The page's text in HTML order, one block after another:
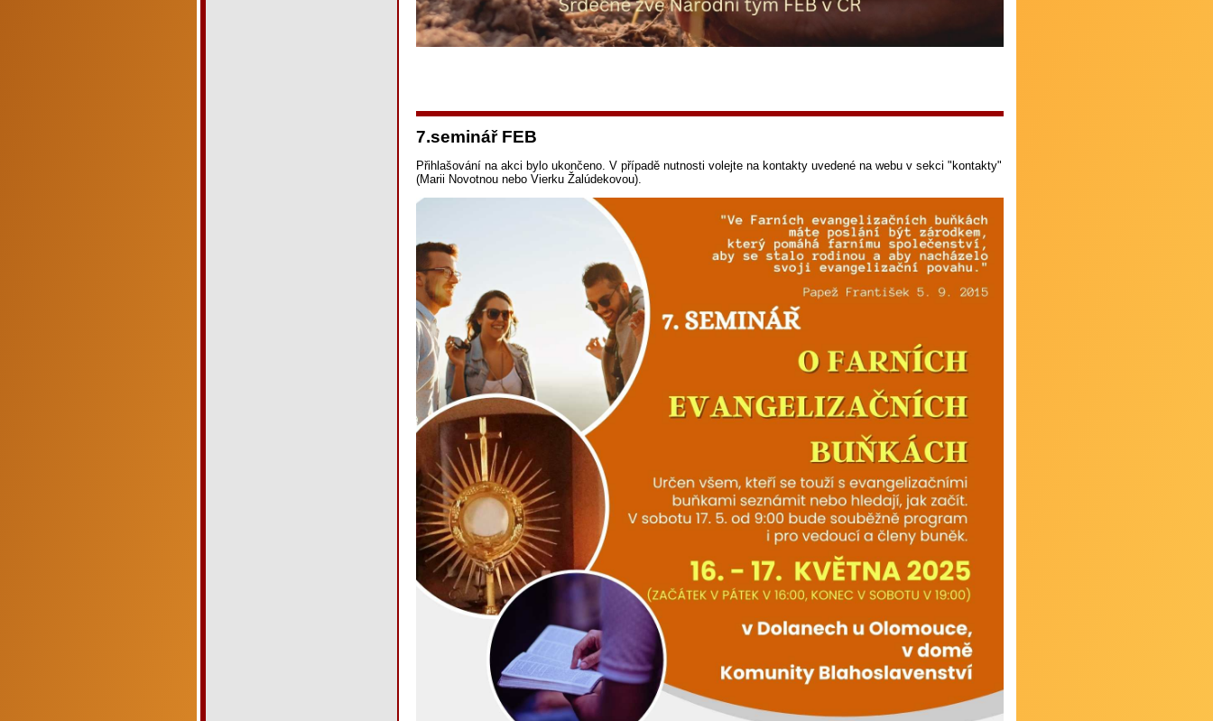
7.seminář FEB
Přihlašování na akci bylo ukončeno. V případě nutnosti volejte na kontakty uvedené na webu v sekci "kontakty"
(Marii Novotnou nebo Vierku Žalúdekovou).